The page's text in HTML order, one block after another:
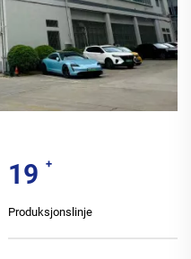
20 +
Produksjonslinje